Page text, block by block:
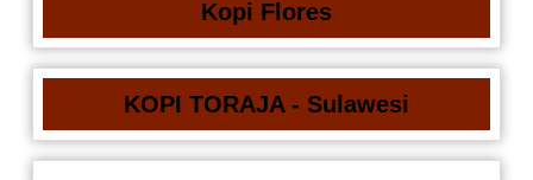
Kopi Flores
KOPI TORAJA - Sulawesi